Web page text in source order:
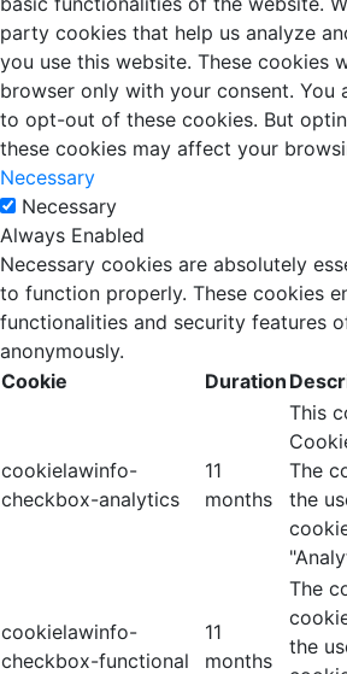
party cookies that help us analyze
you use this website. These cookies
browser only with your consent. You
to opt-out of these cookies. But
these cookies may affect your
Necessary
Necessary
Always Enabled
Necessary cookies are absolutely
to function properly. These cookies
functionalities and security features
anonymously.
Cookie
Duration
cookielawinfo-
checkbox-analytics
11
months
This
The
the
cookielawinfo-
checkbox-functional
11
months
The
the